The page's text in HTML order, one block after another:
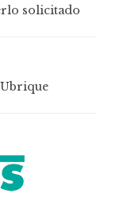
solicitado